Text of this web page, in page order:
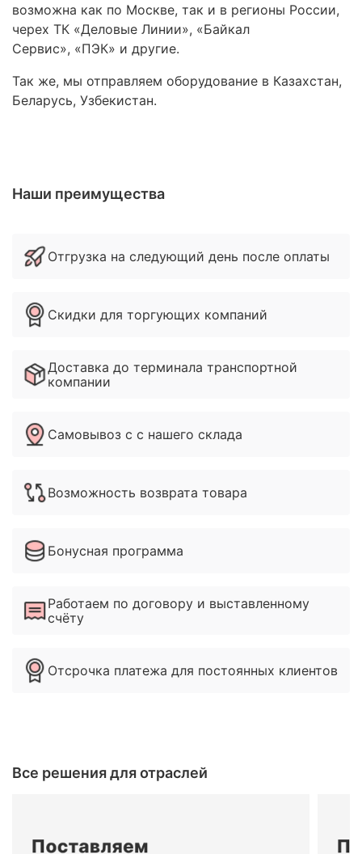
возможна как по Москве, так и в регионы России,
черех ТК «Деловые Линии», «Байкал
Сервис», «ПЭК» и другие.
Так же, мы отправляем оборудование в Казахстан,
Беларусь, Узбекистан.
Наши преимущества
Отгрузка на следующий день после оплаты
Скидки для торгующих компаний
Доставка до терминала транспортной
компании
Самовывоз с с нашего склада
Возможность возврата товара
Бонусная программа
Работаем по договору и выставленному
счёту
Отсрочка платежа для постоянных клиентов
Все решения для отраслей